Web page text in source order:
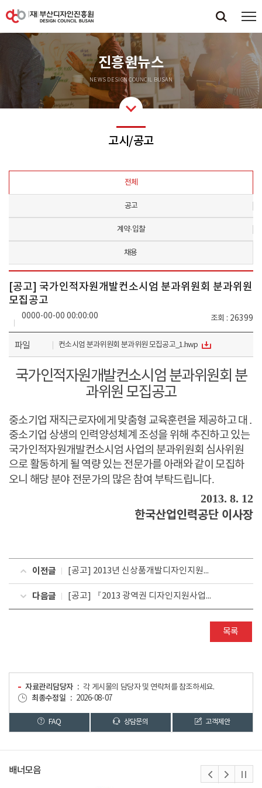
진흥원뉴스
NEWS DESIGN COUNCIL BUSAN
고시/공고
전체
공고
계약·입찰
채용
[공고] 국가인적자원개발컨소시엄 분과위원회 분과위원
모집공고
조회 26399
0000-00-00 00:00:00
파일 컨소시엄 분과위원회 분과위원 모집공고_1.hwp
국가인적자원개발컨소시엄 분과위원회 분
과위원 모집공고
중소기업 재직근로자에게 맞춤형 교육훈련을 제공하고 대 ․
중소기업 상생의 인력양성체계 조성을 위해 추진하고 있는
국가인적자원개발컨소시엄 사업의 분과위원회 심사위원
으로 활동하게 될 역량 있는 전문가를 아래와 같이 모집하
오니 해당 분야 전문가의 많은 참여 부탁드립니다.
2013. 8. 12
한국산업인력공단 이사장
이전글 [공고] 2013년 신상품개발디자인지원사업 하반기과제 선정평가 일정 변경 공지
다음글 [공고] 『2013 광역권 디자인지원사업』 디자인지원단 수행기업 모집공고
목록
자료관리담당자
각 게시물의 담당자 및 연락처를 참조하세요.
최종수정일
2026-08-07
FAQ 상담문의 고객제안
배너모음